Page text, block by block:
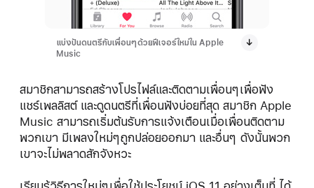
แบ่งปันดนตรีกับเพื่อนๆด้วยฟีเจอร์ใหม่ใน Apple
Music
สมาชิกสามารถสร้างโปรไฟล์และติดตามเพื่อนๆเพื่อฟัง
แชร์เพลลิสต์ และดูดนตรีที่เพื่อนฟังบ่อยที่สุด สมาชิก Apple
Music สามารถเริ่มต้นรับการแจ้งเตือนเมื่อเพื่อนติดตาม
พวกเขา มีเพลงใหม่ๆถูกปล่อยออกมา และอื่นๆ ดังนั้นพวก
เขาจะไม่พลาดสักจังหวะ